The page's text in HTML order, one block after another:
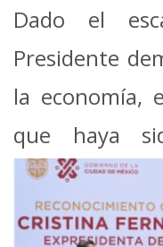
Dado el
Presidente
la economía,
que haya